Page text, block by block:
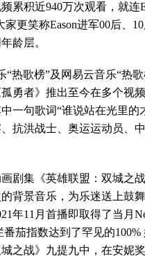
累积近940万次观看，就连
更笑称Eason进军00后、
龄层。
歌榜”及网易云音乐“热歌
勇者》推出至今在多个视
一句歌词“谁说站在光里的
抗洪战士、奥运运动员、
集《英雄联盟：双城之
背景音乐，为乐迷送上鼓
年11月首播即取得了当月
茄指数达到了罕见的
战》九提九中，在安妮